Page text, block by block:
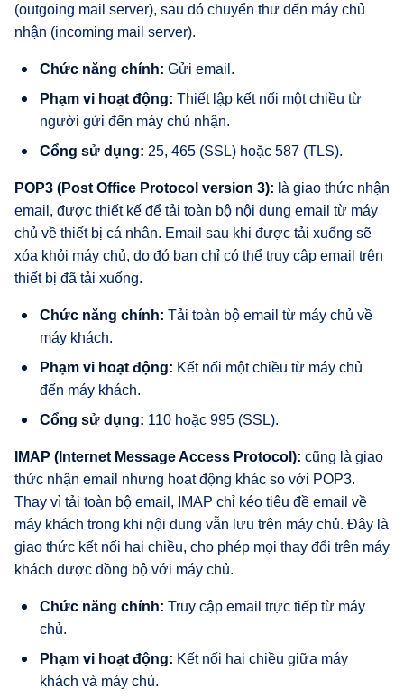
(outgoing mail server), sau đó chuyển thư đến máy chủ
nhận (incoming mail server).
Chức năng chính: Gửi email.
Phạm vi hoạt động: Thiết lập kết nối một chiều từ
người gửi đến máy chủ nhận.
Cổng sử dụng: 25, 465 (SSL) hoặc 587 (TLS).
POP3 (Post Office Protocol version 3): l à giao thức nhận
email, được thiết kế để tải toàn bộ nội dung email từ máy
chủ về thiết bị cá nhân. Email sau khi được tải xuống sẽ
xóa khỏi máy chủ, do đó bạn chỉ có thể truy cập email trên
thiết bị đã tải xuống.
Chức năng chính: Tải toàn bộ email từ máy chủ về
máy khách.
Phạm vi hoạt động: Kết nối một chiều từ máy chủ
đến máy khách.
Cổng sử dụng: 110 hoặc 995 (SSL).
IMAP (Internet Message Access Protocol): cũng là giao
thức nhận email nhưng hoạt động khác so với POP3.
Thay vì tải toàn bộ email, IMAP chỉ kéo tiêu đề email về
máy khách trong khi nội dung vẫn lưu trên máy chủ. Đây là
giao thức kết nối hai chiều, cho phép mọi thay đổi trên máy
khách được đồng bộ với máy chủ.
Chức năng chính: Truy cập email trực tiếp từ máy
chủ.
Phạm vi hoạt động: Kết nối hai chiều giữa máy
khách và máy chủ.